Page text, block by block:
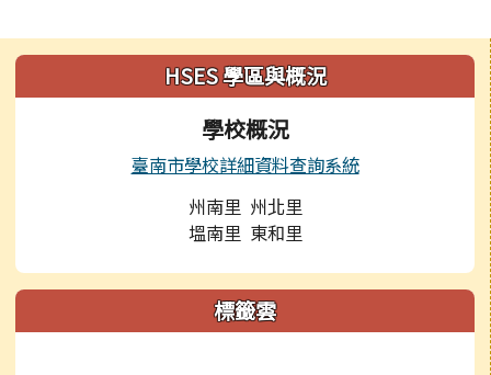
左邊區域內容HSES 學區與概況
學校概況
臺南市學校詳細資料查詢系統
州南里 州北里
塭南里 東和里
標籤雲